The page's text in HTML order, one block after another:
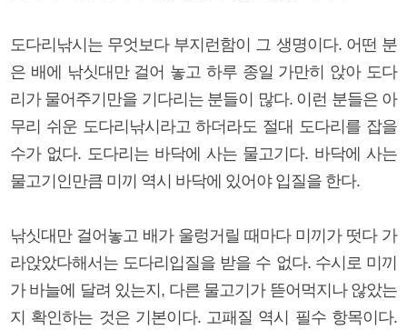
도다리낚시는 무엇보다 부지런함이 그 생명이다. 어떤 분
은 배에 낚싯대만 걸어 놓고 하루 종일 가만히 앉아 도다
리가 물어주기만을 기다리는 분들이 많다. 이런 분들은 아
무리 쉬운 도다리낚시라고 하더라도 절대 도다리를 잡을
수가 없다. 도다리는 바닥에 사는 물고기다. 바닥에 사는
물고기인만큼 미끼 역시 바닥에 있어야 입질을 한다.
낚싯대만 걸어놓고 배가 울렁거릴 때마다 미끼가 떳다 가
라앉았다해서는 도다리입질을 받을 수 없다. 수시로 미끼
가 바늘에 달려 있는지, 다른 물고기가 뜯어먹지나 않았는
지 확인하는 것은 기본이다. 고패질 역시 필수 항목이다.